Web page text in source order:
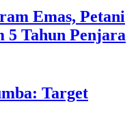
Emas, Petani
5 Tahun Penjara
Target